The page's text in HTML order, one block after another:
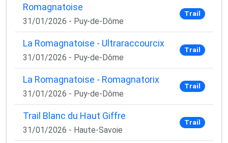
Romagnatoise
31/01/2026 - Puy-de-Dôme
Trail
La Romagnatoise - Ultraraccourcix
31/01/2026 - Puy-de-Dôme
Trail
La Romagnatoise - Romagnatorix
31/01/2026 - Puy-de-Dôme
Trail
Trail Blanc du Haut Giffre
31/01/2026 - Haute-Savoie
Trail